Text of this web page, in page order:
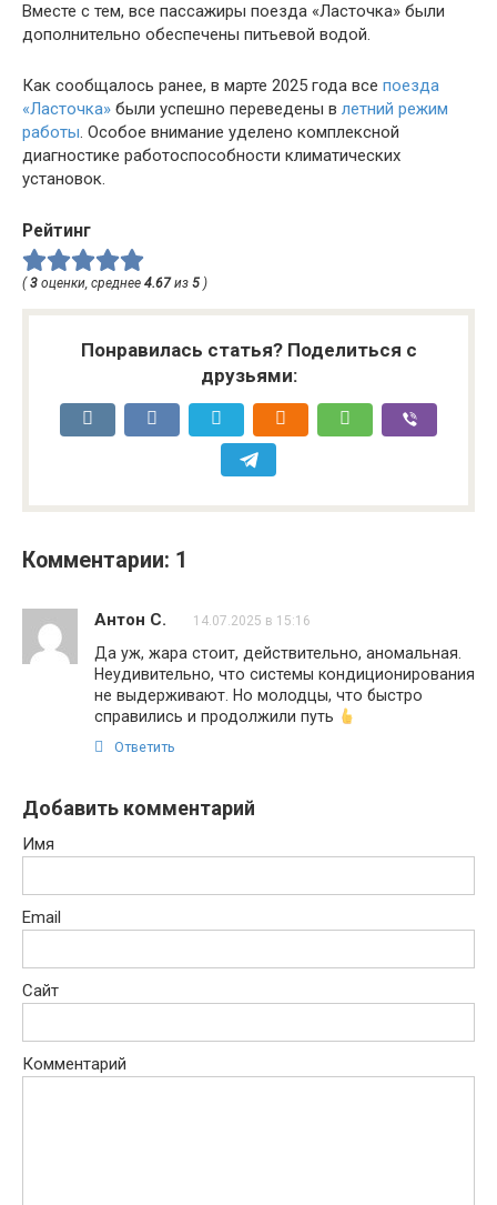
Вместе с тем, все пассажиры поезда «Ласточка» были
дополнительно обеспечены питьевой водой.
Как сообщалось ранее, в марте 2025 года все поезда
«Ласточка» были успешно переведены в летний режим
работы. Особое внимание уделено комплексной
диагностике работоспособности климатических
установок.
Рейтинг
( 3 оценки, среднее 4.67из 5 )
Понравилась статья? Поделиться с
друзьями:
Комментарии: 1
Антон С. 14.07.2025 в 15:16
Да уж, жара стоит, действительно, аномальная.
Неудивительно, что системы кондиционирования
не выдерживают. Но молодцы, что быстро
справились и продолжили путь
Ответить
Добавить комментарий
Имя
Email
Сайт
Комментарий